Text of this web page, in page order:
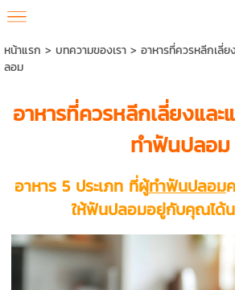
หน้าแรก > บทความของเรา> อาหารที่ควรหลีกเลี่
ลอม
อาหารที่ควรหลีกเลี่ยงและ
ทำฟันปลอม
อาหาร 5 ประเภท ที่ผู้ทำฟันปลอม
ให้ฟันปลอมอยู่กับคุณได้